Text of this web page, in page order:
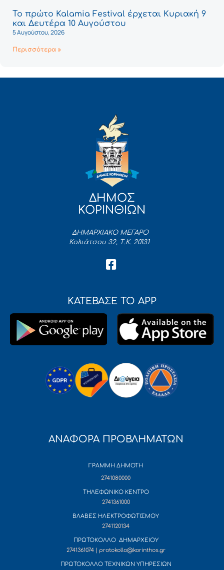
Το πρώτο Kalamia Festival έρχεται Κυριακή 9
και Δευτέρα 10 Αυγούστου
5 Αυγούστου, 2026
Περισσότερα »
ΔΗΜΟΣ
ΚΟΡΙΝΘΙΩΝ
ΔΗΜΑΡΧΙΑΚΟ ΜΕΓΑΡΟ
Κολιάτσου 32, Τ.Κ. 20131
ΚΑΤΕΒΑΣΕ ΤΟ APP
ΑΝΑΦΟΡΑ ΠΡΟΒΛΗΜΑΤΩΝ
ΓΡΑΜΜΗ ΔΗΜΟΤΗ
2741080000
ΤΗΛΕΦΩΝΙΚΟ ΚΕΝΤΡΟ
2741361000
ΒΛΑΒΕΣ ΗΛΕΚΤΡΟΦΩΤΙΣΜΟΥ
2741120134
ΠΡΩΤΟΚΟΛΛΟ ΔΗΜΑΡΧΕΙΟΥ
2741361074 | protokollo@korinthos.gr
ΠΡΩΤΟΚΟΛΛΟ ΤΕΧΝΙΚΩΝ ΥΠΗΡΕΣΙΩΝ